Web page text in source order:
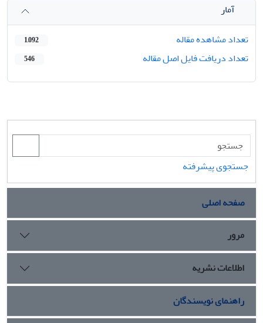
آمار
تعداد مشاهده مقاله
1,092
تعداد دریافت فایل اصل مقاله 546
جستجوی پیشرفته
صفحه اصلی
مرور
اطلاعات نشریه
راهنمای نویسندگان